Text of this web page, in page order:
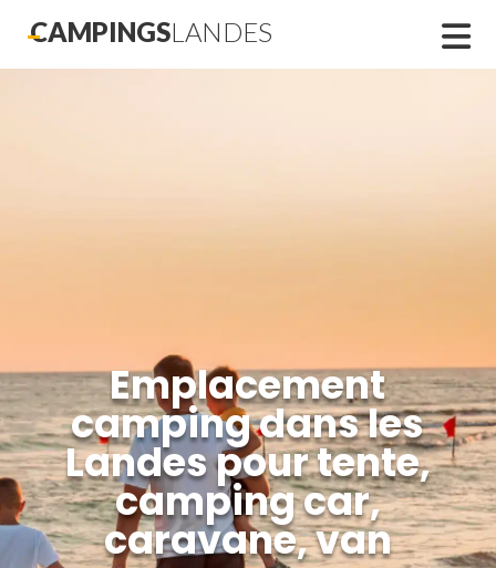
CAMPINGSLANDES
Emplacement
camping dans les
Landes pour tente,
camping car,
caravane, van